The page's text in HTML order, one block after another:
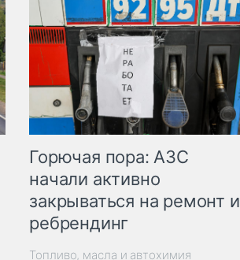
Горючая пора: АЗС
начали активно
закрываться на ремонт и
ребрендинг
Топливо, масла и автохимия